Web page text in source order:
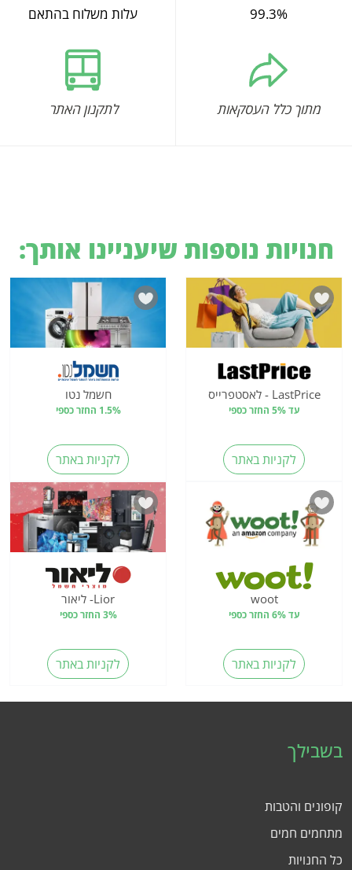
99.3%
מתוך כלל העסקאות
עלות משלוח בהתאם
לתקנון האתר
חנויות נוספות שיעניינו אותך:
LastPrice - לאסטפרייס
עד 5% החזר כספי
לקניות באתר
חשמל נטו
1.5% החזר כספי
לקניות באתר
woot
עד 6% החזר כספי
לקניות באתר
Lior- ליאור
3% החזר כספי
לקניות באתר
בשבילך
קופונים והטבות
מתחמים חמים
כל החנויות